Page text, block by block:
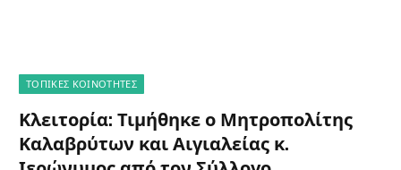
ΤΟΠΙΚΈΣ ΚΟΙΝΌΤΗΤΕΣ
Κλειτορία: Τιμήθηκε ο Μητροπολίτης
Καλαβρύτων και Αιγιαλείας κ.